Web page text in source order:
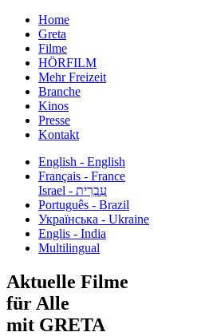
Home
Greta
Filme
HÖRFILM
Mehr Freizeit
Branche
Kinos
Presse
Kontakt
English - English
Français - France
עִבְרִית - Israel
Português - Brazil
Українська - Ukraine
Englis - India
Multilingual
Aktuelle Filme
für Alle
mit GRETA